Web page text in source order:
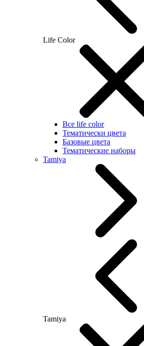
Life Color
Все life color
Тематически цвета
Базовые цвета
Тематические наборы
Tamiya
Tamiya